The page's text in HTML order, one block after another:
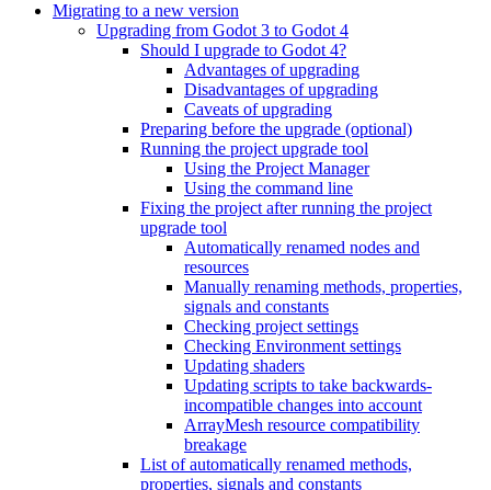
Migrating to a new version
Upgrading from Godot 3 to Godot 4
Should I upgrade to Godot 4?
Advantages of upgrading
Disadvantages of upgrading
Caveats of upgrading
Preparing before the upgrade (optional)
Running the project upgrade tool
Using the Project Manager
Using the command line
Fixing the project after running the project
upgrade tool
Automatically renamed nodes and
resources
Manually renaming methods, properties,
signals and constants
Checking project settings
Checking Environment settings
Updating shaders
Updating scripts to take backwards-
incompatible changes into account
ArrayMesh resource compatibility
breakage
List of automatically renamed methods,
properties, signals and constants